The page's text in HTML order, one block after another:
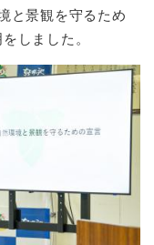
と景観を守るため
しました。